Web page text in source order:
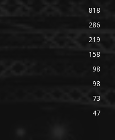
818
286
219
158
98
98
73
47